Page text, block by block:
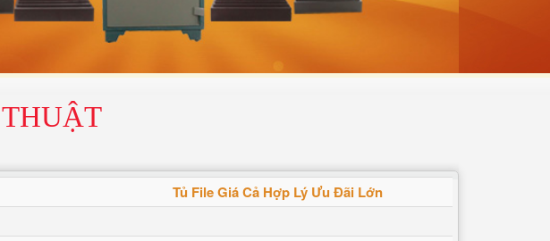
Tủ File Giá Cả Hợp Lý Ưu Đãi Lớn